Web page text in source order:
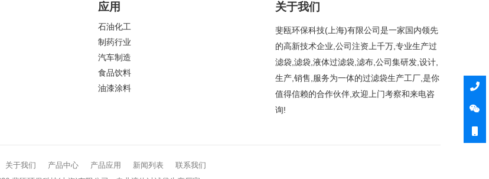
应用
石油化工
制药行业
汽车制造
食品饮料
油漆涂料
关于我们
斐瓯环保科技(上海)有限公司是一家国内领先
的高新技术企业,公司注资上千万,专业生产过
滤袋,滤袋,液体过滤袋,滤布,公司集研发,设计,
生产,销售,服务为一体的过滤袋生产工厂,是你
值得信赖的合作伙伴,欢迎上门考察和来电咨
询!
关于我们 产品中心 产品应用 新闻列表
联系我们